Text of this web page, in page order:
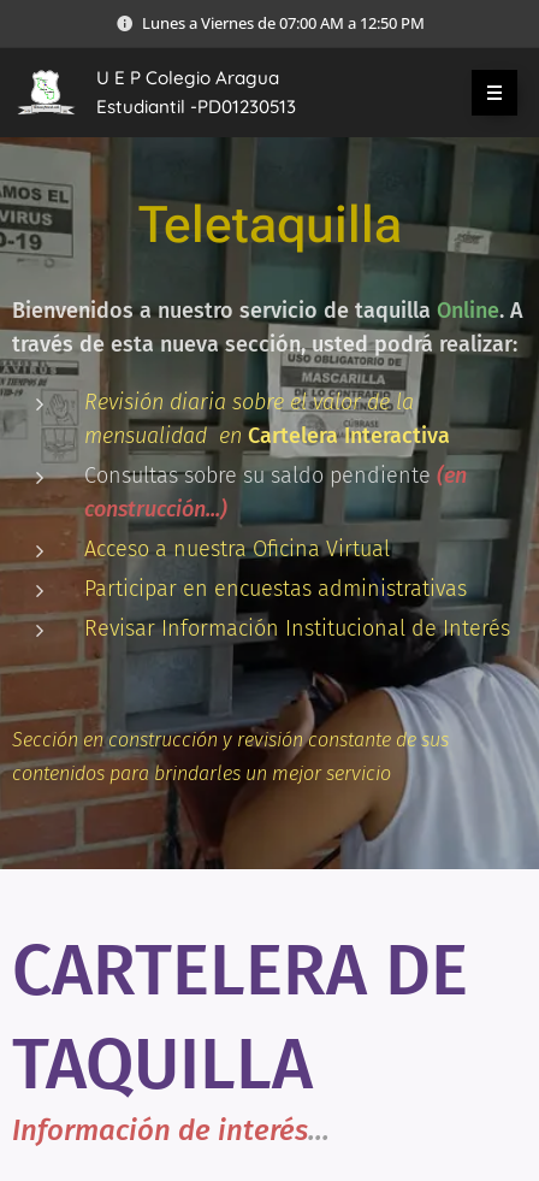
Lunes a Viernes de 07:00 AM a 12:50 PM
U E P Colegio Aragua
Estudiantil -PD01230513
Teletaquilla
Bienvenidos a nuestro servicio de taquilla Online. A
través de esta nueva sección, usted podrá realizar:
Revisión diaria sobre el valor de la
mensualidad en Cartelera Interactiva
Consultas sobre su saldo pendiente (en
construcción...)
Acceso a nuestra Oficina Virtual
Participar en encuestas administrativas
Revisar Información Institucional de Interés
Sección en construcción y revisión constante de sus
contenidos para brindarles un mejor servicio
CARTELERA DE
TAQUILLA
Información de interés...